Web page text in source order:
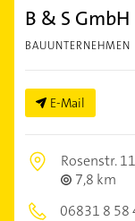
B & S
BAUUNTERNEHMEN
E-Mail
Rosenstr.
7,8 km
06831 8 58